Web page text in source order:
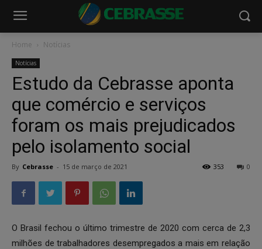
Home Notícias
Notícias
Estudo da Cebrasse aponta
que comércio e serviços
foram os mais prejudicados
pelo isolamento social
By Cebrasse - 15 de março de 2021 0
353
O Brasil fechou o último trimestre de 2020 com cerca de 2,3
milhões de trabalhadores desempregados a mais em relação